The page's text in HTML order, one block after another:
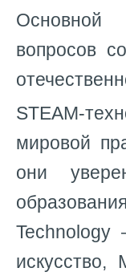
Основной
вопросов
STEAM-
мировой
они
Technology
искусство,